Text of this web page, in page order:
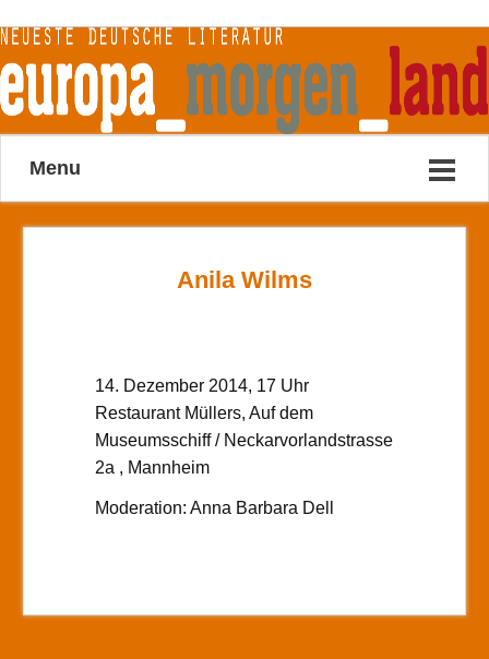
Menu
Anila Wilms
14. Dezember 2014, 17 Uhr
Restaurant Müllers, Auf dem
Museumsschiff / Neckarvorlandstrasse
2a , Mannheim
Moderation: Anna Barbara Dell